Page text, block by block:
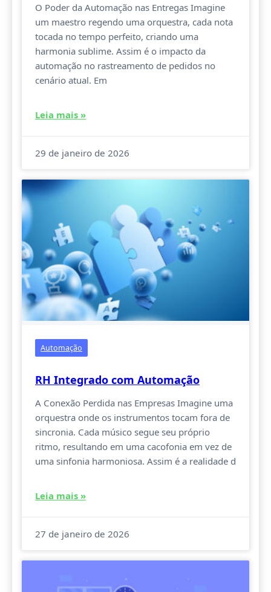
O Poder da Automação nas Entregas Imagine
um maestro regendo uma orquestra, cada nota
tocada no tempo perfeito, criando uma
harmonia sublime. Assim é o impacto da
automação no rastreamento de pedidos no
cenário atual. Em
Leia mais »
29 de janeiro de 2026
Automação
RH Integrado com Automação
A Conexão Perdida nas Empresas Imagine uma
orquestra onde os instrumentos tocam fora de
sincronia. Cada músico segue seu próprio
ritmo, resultando em uma cacofonia em vez de
uma sinfonia harmoniosa. Assim é a realidade d
Leia mais »
27 de janeiro de 2026